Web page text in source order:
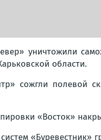
уничтожили
области.
сожгли полевой
«Восток»